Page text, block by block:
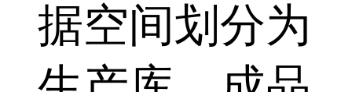
据空间划分为